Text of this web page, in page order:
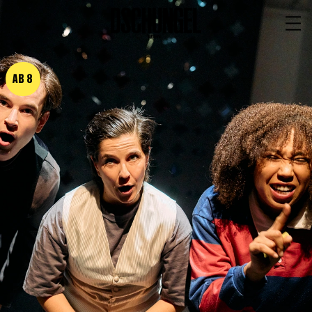
BARRIEREFREI
PROGRAMM
Spielplan
Vorstellungen
Festivals
Wild & Schön Festival
Gastspiele
Extras
Available for Touring
Archiv
MITSPIELEN
AB 8